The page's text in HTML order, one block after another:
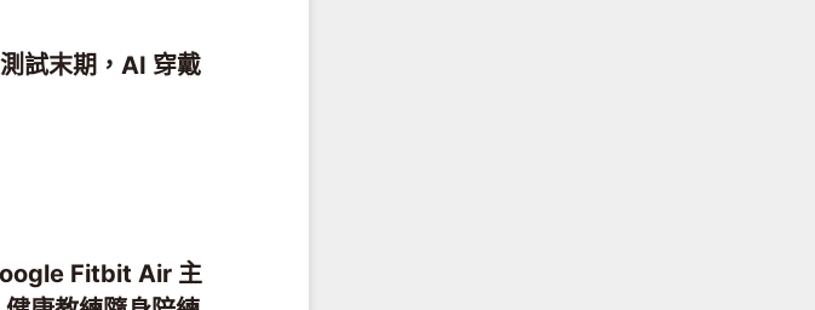
試末期，AI 穿戴
Fitbit Air 主